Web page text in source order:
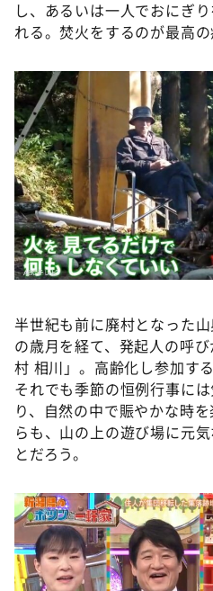
し、あるいは一人でおにぎ
れる。焚火をするのが最高の
半世紀も前に廃村となった
の歳月を経て、発起人の呼
村 相川」。高齢化し参加す
それでも季節の恒例行事に
り、自然の中で賑やかな時
らも、山の上の遊び場に元
とだろう。